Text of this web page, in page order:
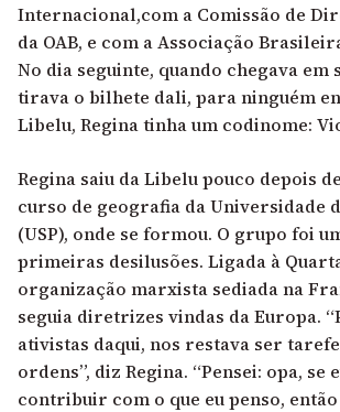
Internacional,com a Comissão de
da OAB, e com a Associação
No dia seguinte, quando chegava em
tirava o bilhete dali, para ninguém
Libelu, Regina tinha um codinome:
Regina saiu da Libelu pouco depois
curso de geografia da Universidade
(USP), onde se formou. O grupo foi
primeiras desilusões. Ligada à
organização marxista sediada na
seguia diretrizes vindas da Europa.
ativistas daqui, nos restava ser
ordens”, diz Regina. “Pensei: opa, se
contribuir com o que eu penso, então